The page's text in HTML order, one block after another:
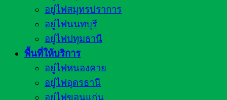
อยู่ไฟสมุทรปราการ
อยู่ไฟนนทบุรี
อยู่ไฟปทุมธานี
พื้นที่ให้บริการ
อยู่ไฟหนองคาย
อยู่ไฟอุดรธานี
อยู่ไฟขอนแก่น